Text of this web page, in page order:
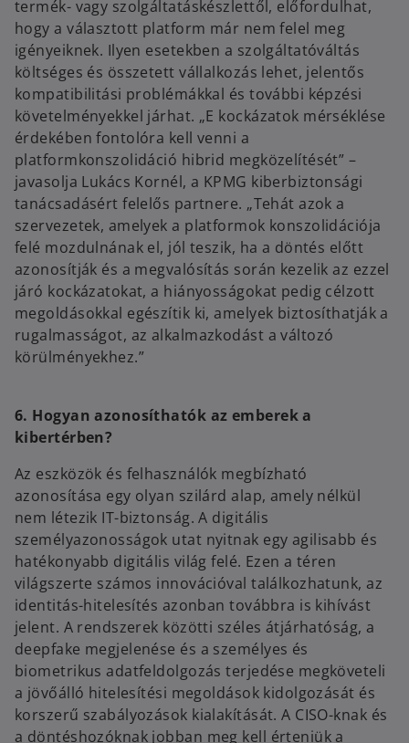
termék- vagy szolgáltatáskészlettől, előfordulhat,
hogy a választott platform már nem felel meg
igényeiknek. Ilyen esetekben a szolgáltatóváltás
költséges és összetett vállalkozás lehet, jelentős
kompatibilitási problémákkal és további képzési
követelményekkel járhat. „E kockázatok mérséklése
érdekében fontolóra kell venni a
platformkonszolidáció hibrid megközelítését” –
javasolja Lukács Kornél, a KPMG kiberbiztonsági
tanácsadásért felelős partnere. „Tehát azok a
szervezetek, amelyek a platformok konszolidációja
felé mozdulnának el, jól teszik, ha a döntés előtt
azonosítják és a megvalósítás során kezelik az ezzel
járó kockázatokat, a hiányosságokat pedig célzott
megoldásokkal egészítik ki, amelyek biztosíthatják a
rugalmasságot, az alkalmazkodást a változó
körülményekhez.”
6. Hogyan azonosíthatók az emberek a
kibertérben?
Az eszközök és felhasználók megbízható
azonosítása egy olyan szilárd alap, amely nélkül
nem létezik IT-biztonság. A digitális
személyazonosságok utat nyitnak egy agilisabb és
hatékonyabb digitális világ felé. Ezen a téren
világszerte számos innovációval találkozhatunk, az
identitás-hitelesítés azonban továbbra is kihívást
jelent. A rendszerek közötti széles átjárhatóság, a
deepfake megjelenése és a személyes és
biometrikus adatfeldolgozás terjedése megköveteli
a jövőálló hitelesítési megoldások kidolgozását és
korszerű szabályozások kialakítását. A CISO-knak és
a döntéshozóknak jobban meg kell érteniük a